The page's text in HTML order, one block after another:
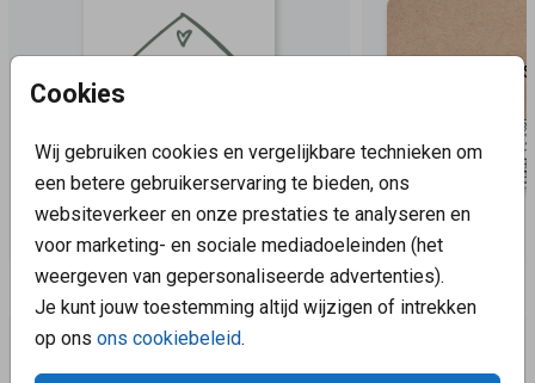
Cookies
Wij gebruiken cookies en vergelijkbare technieken om
een betere gebruikerservaring te bieden, ons
websiteverkeer en onze prestaties te analyseren en
voor marketing- en sociale mediadoeleinden (het
weergeven van gepersonaliseerde advertenties).
Je kunt jouw toestemming altijd wijzigen of intrekken
op ons ons cookiebeleid.
Aanbevolen